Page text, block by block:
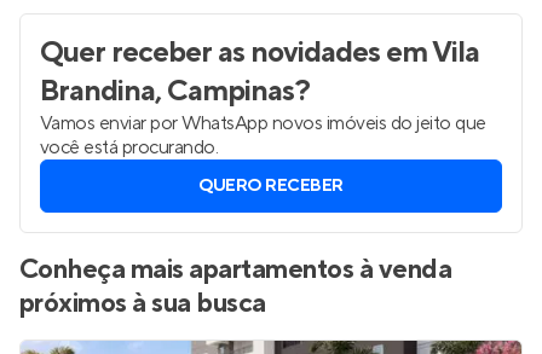
Quer receber as novidadesem Vila
Brandina, Campinas?
Vamos enviar por WhatsApp novos imóveis do jeito que
você está procurando.
QUERO RECEBER
Conheça mais apartamentos à venda
próximos à sua busca